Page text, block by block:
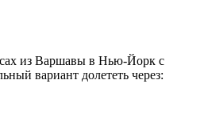
из Варшавы в Нью-Йорк с
вариант долететь через: